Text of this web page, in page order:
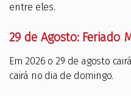
entre eles.
29 de Agosto: Feriado
Em 2026 o 29 de agosto
cairá no dia de domingo.